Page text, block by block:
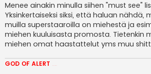
Menee ainakin minulla siihen "must see"
Yksinkertaiseksi siksi, että haluan
muilla superstaaroilla on miehestä ja
miehen kuuluisasta promosta. Tietenkin
miehen omat haastattelut yms muu
GOD OF ALERT